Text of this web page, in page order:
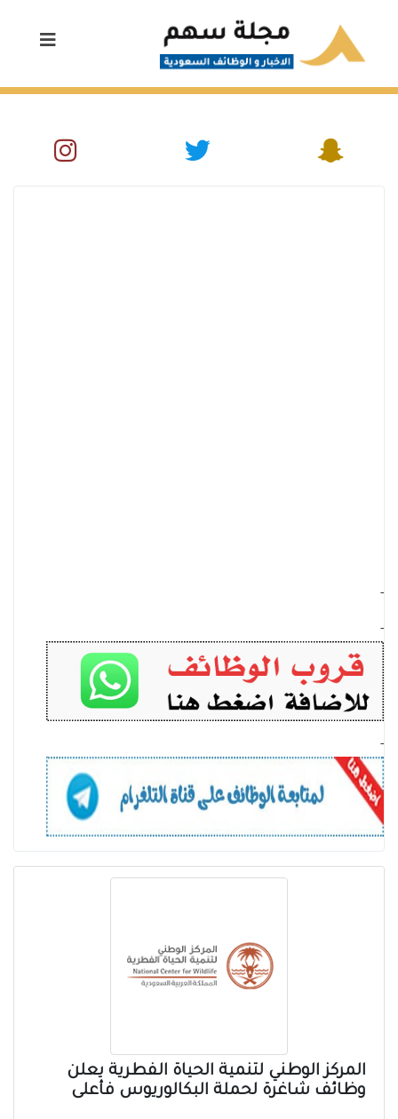
-
-
-
المركز الوطني لتنمية الحياة الفطرية يعلن
وظائف شاغرة لحملة البكالوريوس فأعلى